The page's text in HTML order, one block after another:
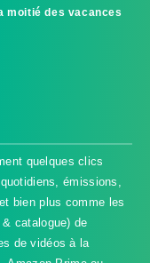
moitié des vacances
quelques clics
émissions,
bien plus comme les
catalogue) de
de vidéos à la